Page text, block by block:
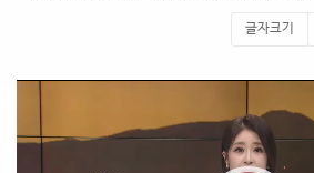
글자크기